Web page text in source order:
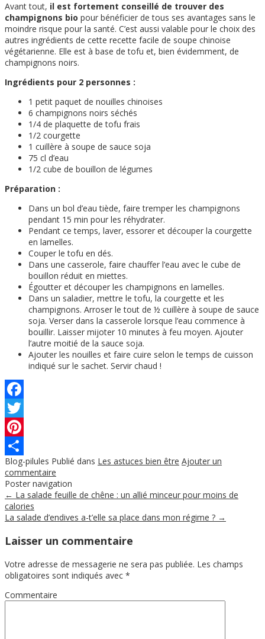
Avant tout, il est fortement conseillé de trouver des
champignons bio pour bénéficier de tous ses avantages sans le
moindre risque pour la santé. C’est aussi valable pour le choix des
autres ingrédients de cette recette facile de soupe chinoise
végétarienne. Elle est à base de tofu et, bien évidemment, de
champignons noirs.
Ingrédients pour 2 personnes :
1 petit paquet de nouilles chinoises
6 champignons noirs séchés
1/4 de plaquette de tofu frais
1/2 courgette
1 cuillère à soupe de sauce soja
75 cl d’eau
1/2 cube de bouillon de légumes
Préparation :
Dans un bol d’eau tiède, faire tremper les champignons
pendant 15 min pour les réhydrater.
Pendant ce temps, laver, essorer et découper la courgette
en lamelles.
Couper le tofu en dés.
Dans une casserole, faire chauffer l’eau avec le cube de
bouillon réduit en miettes.
Égoutter et découper les champignons en lamelles.
Dans un saladier, mettre le tofu, la courgette et les
champignons. Arroser le tout de ½ cuillère à soupe de sauce
soja. Verser dans la casserole lorsque l’eau commence à
bouillir. Laisser mijoter 10 minutes à feu moyen. Ajouter
l’autre moitié de la sauce soja.
Ajouter les nouilles et faire cuire selon le temps de cuisson
indiqué sur le sachet. Servir chaud !
Facebook
Twitter
Pinterest
Partager
Blog-pilules Publié dans Les astuces bien être Ajouter un
commentaire
Poster navigation
← La salade feuille de chêne : un allié minceur pour moins de
calories
La salade d’endives a-t’elle sa place dans mon régime ? →
Laisser un commentaire
Votre adresse de messagerie ne sera pas publiée. Les champs
obligatoires sont indiqués avec *
Commentaire